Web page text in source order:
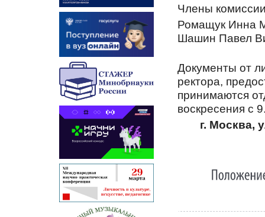
Члены
Ромащук Инна
Шашин Павел
Документы от
ректора,
принимаются
воскресения с
г. Москва,